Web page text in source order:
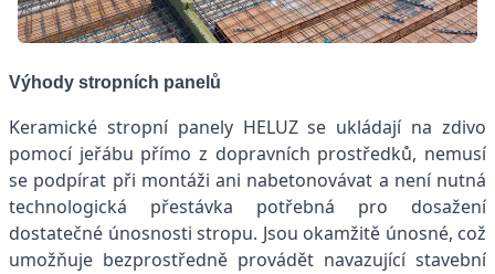
Výhody stropních panelů
Keramické stropní panely HELUZ se ukládají na zdivo
pomocí jeřábu přímo z dopravních prostředků, nemusí
se podpírat při montáži ani nabetonovávat a není nutná
technologická přestávka potřebná pro dosažení
dostatečné únosnosti stropu. Jsou okamžitě únosné, což
umožňuje bezprostředně provádět navazující stavební